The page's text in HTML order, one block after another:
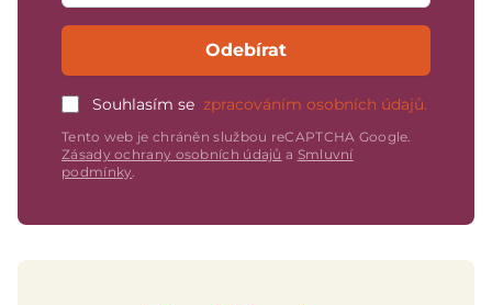
Odebírat
Souhlasím se zpracováním osobních údajů.
Tento web je chráněn službou reCAPTCHA Google.
Zásady ochrany osobních údajů a Smluvní
podmínky.